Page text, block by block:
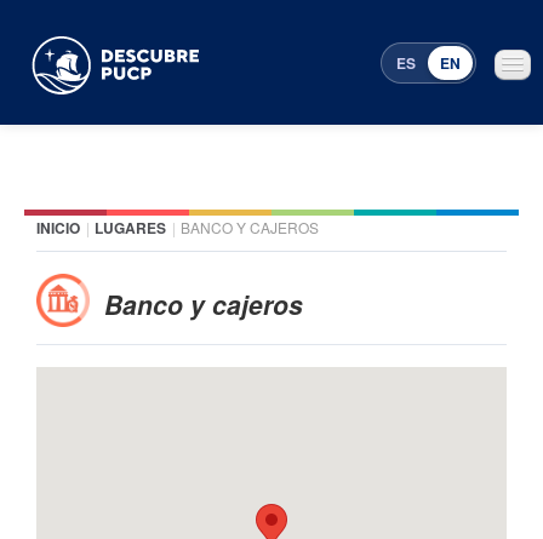
ES EN
Places
Featured events
Menu Programming
INICIO | LUGARES | BANCO Y CAJEROS
Banco y cajeros